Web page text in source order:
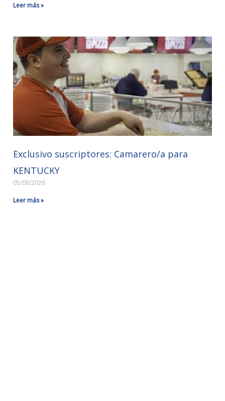
Leer más »
Exclusivo suscriptores: Camarero/a para
KENTUCKY
05/08/2026
Leer más »